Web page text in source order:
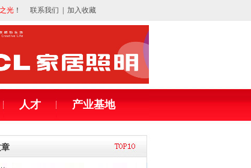
光 ！ 联系我们 加入收藏
人才 产业基地